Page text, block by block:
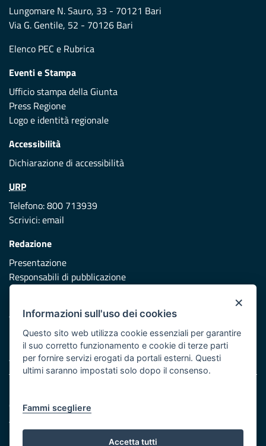
Lungomare N. Sauro, 33 - 70121 Bari
Via G. Gentile, 52 - 70126 Bari
Elenco PEC e Rubrica
Eventi e Stampa
Ufficio stampa della Giunta
Press Regione
Logo e identità regionale
Accessibilità
Dichiarazione di accessibilità
URP
Telefono: 800 713939
Scrivici:email
Redazione
Presentazione
Responsabili di pubblicazione
Vai al sito di Protezione Civile Puglia
Iniziativa finanziata con risorse del POR Puglia 2014/2020 -
Asse XI
Cookie e privacy
Atti di notifica
Feed RSS
×
Informazioni sull'uso dei cookies
Questo sito web utilizza cookie essenziali per garantire
il suo corretto funzionamento e cookie di terze parti
per fornire servizi erogati da portali esterni. Questi
ultimi saranno impostati solo dopo il consenso.
Fammi scegliere
Accetta tutti